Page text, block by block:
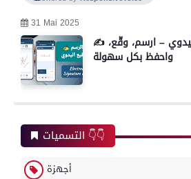
31 Mai 2025
✍️ أداة الرسم والتوقيع اليدوي – ارسم، وقّع،
واحفظ بكل سهولة
التسميات 👇👇
أجهزة